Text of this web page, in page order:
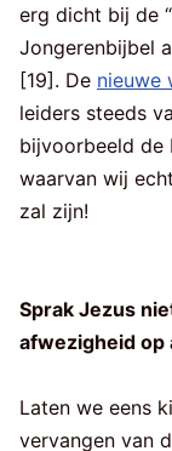
erg dicht bij de
Jongerenbijbel
[19]. De nieuwe
leiders steeds
bijvoorbeeld de
waarvan wij
zal zijn!
Sprak Jezus
afwezigheid op
Laten we eens
vervangen van